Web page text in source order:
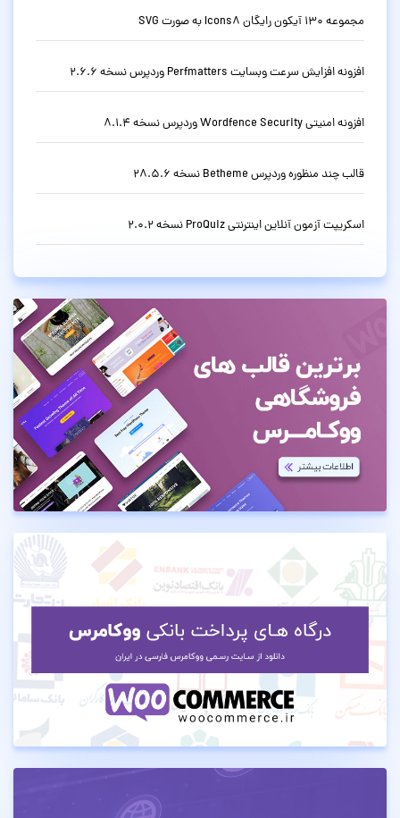
مجموعه 130 آیکون رایگان Icons8 به صورت SVG
افزونه افزایش سرعت وبسایت Perfmatters وردپرس نسخه 2.6.6
افزونه امنیتی Wordfence Security وردپرس نسخه 8.1.4
قالب چند منظوره وردپرس Betheme نسخه 28.5.6
اسکریپت آزمون آنلاین اینترنتی ProQuiz نسخه 2.0.2